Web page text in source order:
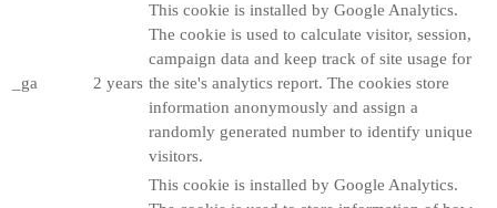
_ga 2 years
This cookie is installed by Google Analytics.
The cookie is used to calculate visitor, session,
campaign data and keep track of site usage for
the site's analytics report. The cookies store
information anonymously and assign a
randomly generated number to identify unique
visitors.
This cookie is installed by Google Analytics.